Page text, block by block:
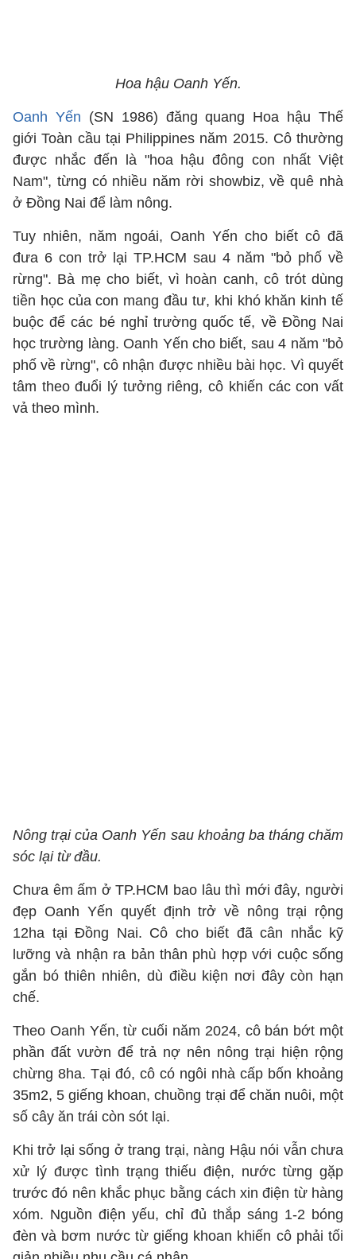
Hoa hậu Oanh Yến.
Oanh Yến (SN 1986) đăng quang Hoa hậu Thế
giới Toàn cầu tại Philippines năm 2015. Cô thường
được nhắc đến là "hoa hậu đông con nhất Việt
Nam", từng có nhiều năm rời showbiz, về quê nhà
ở Đồng Nai để làm nông.
Tuy nhiên, năm ngoái, Oanh Yến cho biết cô đã
đưa 6 con trở lại TP.HCM sau 4 năm "bỏ phố về
rừng". Bà mẹ cho biết, vì hoàn canh, cô trót dùng
tiền học của con mang đầu tư, khi khó khăn kinh tế
buộc để các bé nghỉ trường quốc tế, về Đồng Nai
học trường làng. Oanh Yến cho biết, sau 4 năm "bỏ
phố về rừng", cô nhận được nhiều bài học. Vì quyết
tâm theo đuổi lý tưởng riêng, cô khiến các con vất
vả theo mình.
Nông trại của Oanh Yến sau khoảng ba tháng chăm
sóc lại từ đầu.
Chưa êm ấm ở TP.HCM bao lâu thì mới đây, người
đẹp Oanh Yến quyết định trở về nông trại rộng
12ha tại Đồng Nai. Cô cho biết đã cân nhắc kỹ
lưỡng và nhận ra bản thân phù hợp với cuộc sống
gắn bó thiên nhiên, dù điều kiện nơi đây còn hạn
chế.
Theo Oanh Yến, từ cuối năm 2024, cô bán bớt một
phần đất vườn để trả nợ nên nông trại hiện rộng
chừng 8ha. Tại đó, cô có ngôi nhà cấp bốn khoảng
35m2, 5 giếng khoan, chuồng trại để chăn nuôi, một
số cây ăn trái còn sót lại.
Khi trở lại sống ở trang trại, nàng Hậu nói vẫn chưa
xử lý được tình trạng thiếu điện, nước từng gặp
trước đó nên khắc phục bằng cách xin điện từ hàng
xóm. Nguồn điện yếu, chỉ đủ thắp sáng 1-2 bóng
đèn và bơm nước từ giếng khoan khiến cô phải tối